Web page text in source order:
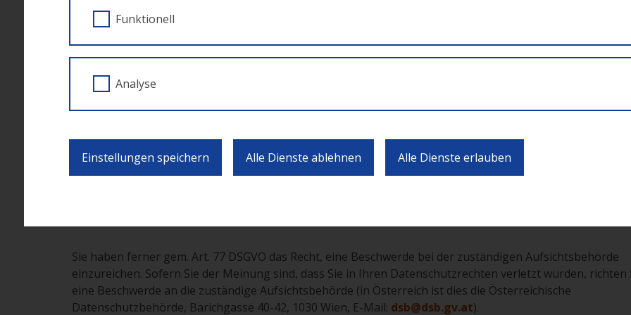
auf Grund rechtlicher Bestimmungen erfolgt.
Welche Rechte haben Sie?
Ihnen kommen die Rechte aus der DSGVO und dem DSG zu, dh Sie haben grundsätzlich das Recht auf
Löschung, Berichtigung, Einschränkung der Verarbeitung, Widerspruchsrecht und Recht auf
Einzelne Rechte können gem. Art. 23 DSGVO eingeschränkt sein. Teilweise stehen gesetzliche
Sie haben ferner gem. Art. 77 DSGVO das Recht, eine Beschwerde bei der zuständigen Aufsichtsbehörde
einzureichen. Sofern Sie der Meinung sind, dass Sie in Ihren Datenschutzrechten verletzt wurden, richten
eine Beschwerde an die zuständige Aufsichtsbehörde (in Österreich ist dies die Österreichische
Datenschutzbehörde, Barichgasse 40-42, 1030 Wien, E-Mail: dsb@dsb.gv.at).
Funktionell
Analyse
Einstellungen speichern Alle Dienste ablehnen Alle Dienste erlauben